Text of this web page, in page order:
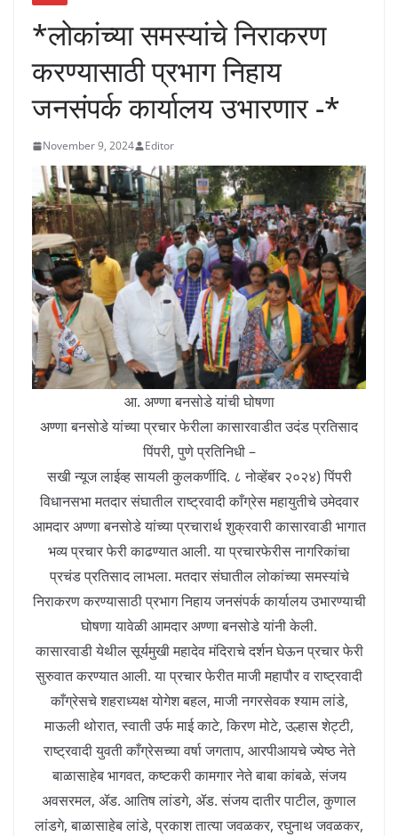
*लोकांच्या समस्यांचे निराकरण
करण्यासाठी प्रभाग निहाय
जनसंपर्क कार्यालय उभारणार -*
November 9, 2024 Editor
आ. अण्णा बनसोडे यांची घोषणा
अण्णा बनसोडे यांच्या प्रचार फेरीला कासारवाडीत उदंड प्रतिसाद
पिंपरी, पुणे प्रतिनिधी –
सखी न्यूज लाईव्ह सायली कुलकर्णीदि. ८ नोव्हेंबर २०२४) पिंपरी
विधानसभा मतदार संघातील राष्ट्रवादी काँग्रेस महायुतीचे उमेदवार
आमदार अण्णा बनसोडे यांच्या प्रचारार्थ शुक्रवारी कासारवाडी भागात
भव्य प्रचार फेरी काढण्यात आली. या प्रचारफेरीस नागरिकांचा
प्रचंड प्रतिसाद लाभला. मतदार संघातील लोकांच्या समस्यांचे
निराकरण करण्यासाठी प्रभाग निहाय जनसंपर्क कार्यालय उभारण्याची
घोषणा यावेळी आमदार अण्णा बनसोडे यांनी केली.
कासारवाडी येथील सूर्यमुखी महादेव मंदिराचे दर्शन घेऊन प्रचार फेरी
सुरुवात करण्यात आली. या प्रचार फेरीत माजी महापौर व राष्ट्रवादी
काँग्रेसचे शहराध्यक्ष योगेश बहल, माजी नगरसेवक श्याम लांडे,
माऊली थोरात, स्वाती उर्फ माई काटे, किरण मोटे, उल्हास शेट्टी,
राष्ट्रवादी युवती काँग्रेसच्या वर्षा जगताप, आरपीआयचे ज्येष्ठ नेते
बाळासाहेब भागवत, कष्टकरी कामगार नेते बाबा कांबळे, संजय
अवसरमल, ॲड. आतिष लांडगे, ॲड. संजय दातीर पाटील, कुणाल
लांडगे, बाळासाहेब लांडे, प्रकाश तात्या जवळकर, रघुनाथ जवळकर,